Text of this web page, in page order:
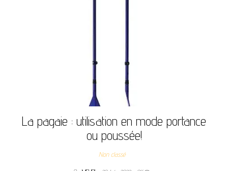
La pagaie : utilisation en mode portance
ou poussée!
Non classé